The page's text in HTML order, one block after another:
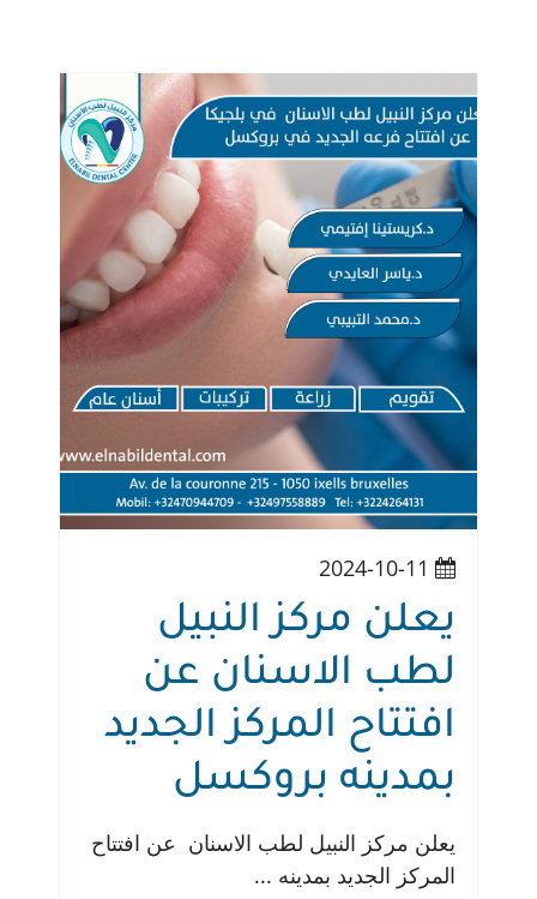
يعلن مركز النبيل
لطب الاسنان عن
افتتاح المركز الجديد
بمدينه بروكسل
يعلن مركز النبيل لطب الاسنان عن افتتاح
المركز الجديد بمدينه ...